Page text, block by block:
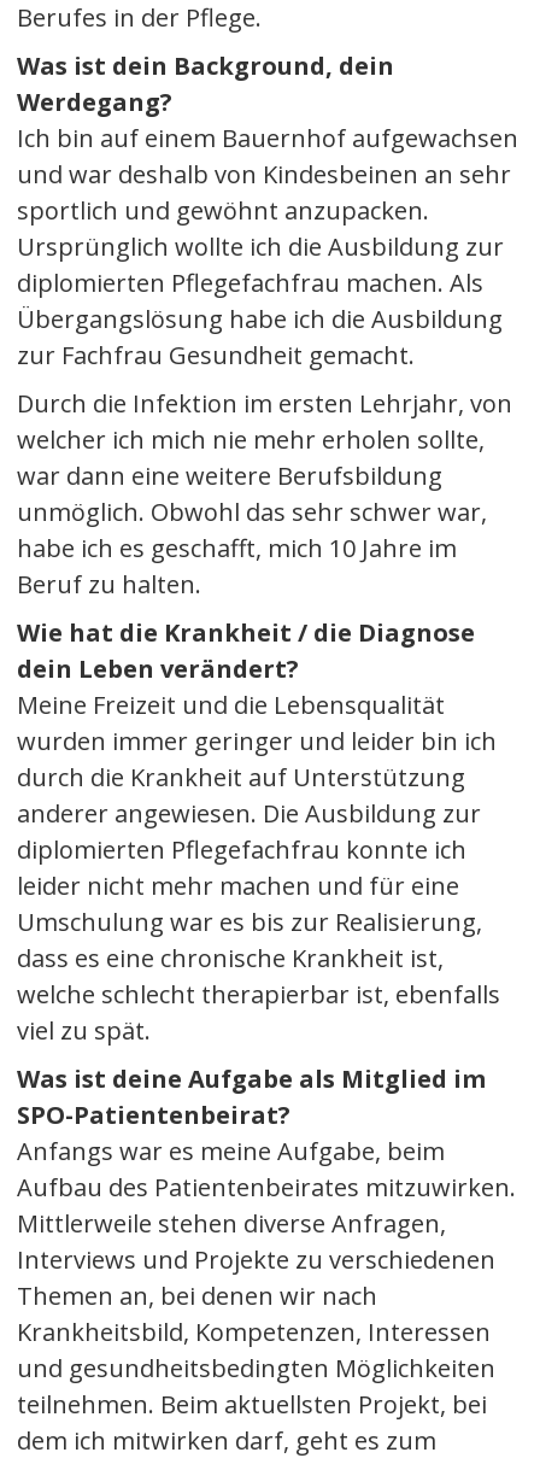
Berufes in der Pflege.
Was ist dein Background, dein
Werdegang?
Ich bin auf einem Bauernhof aufgewachsen
und war deshalb von Kindesbeinen an sehr
sportlich und gewöhnt anzupacken.
Ursprünglich wollte ich die Ausbildung zur
diplomierten Pflegefachfrau machen. Als
Übergangslösung habe ich die Ausbildung
zur Fachfrau Gesundheit gemacht.
Durch die Infektion im ersten Lehrjahr, von
welcher ich mich nie mehr erholen sollte,
war dann eine weitere Berufsbildung
unmöglich. Obwohl das sehr schwer war,
habe ich es geschafft, mich 10 Jahre im
Beruf zu halten.
Wie hat die Krankheit / die Diagnose
dein Leben verändert?
Meine Freizeit und die Lebensqualität
wurden immer geringer und leider bin ich
durch die Krankheit auf Unterstützung
anderer angewiesen. Die Ausbildung zur
diplomierten Pflegefachfrau konnte ich
leider nicht mehr machen und für eine
Umschulung war es bis zur Realisierung,
dass es eine chronische Krankheit ist,
welche schlecht therapierbar ist, ebenfalls
viel zu spät.
Was ist deine Aufgabe als Mitglied im
SPO-Patientenbeirat?
Anfangs war es meine Aufgabe, beim
Aufbau des Patientenbeirates mitzuwirken.
Mittlerweile stehen diverse Anfragen,
Interviews und Projekte zu verschiedenen
Themen an, bei denen wir nach
Krankheitsbild, Kompetenzen, Interessen
und gesundheitsbedingten Möglichkeiten
teilnehmen. Beim aktuellsten Projekt, bei
dem ich mitwirken darf, geht es zum